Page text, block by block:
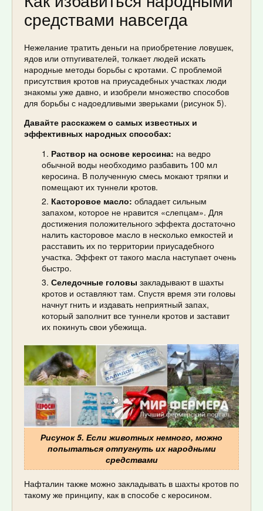
средствами навсегда
Нежелание тратить деньги на приобретение ловушек,
ядов или отпугивателей, толкает людей искать
народные методы борьбы с кротами. С проблемой
присутствия кротов на приусадебных участках люди
знакомы уже давно, и изобрели множество способов
для борьбы с надоедливыми зверьками (рисунок 5).
Давайте расскажем о самых известных и
эффективных народных способах:
Раствор на основе керосина: на ведро
обычной воды необходимо разбавить 100 мл
керосина. В полученную смесь мокают тряпки и
помещают их туннели кротов.
Касторовое масло: обладает сильным
запахом, которое не нравится «слепцам». Для
достижения положительного эффекта достаточно
налить касторовое масло в несколько емкостей и
расставить их по территории приусадебного
участка. Эффект от такого масла наступает очень
быстро.
Селедочные головы закладывают в шахты
кротов и оставляют там. Спустя время эти головы
начнут гнить и издавать неприятный запах,
который заполнит все туннели кротов и заставит
их покинуть свои убежища.
Рисунок 5. Если животных немного, можно
попытаться отпугнуть их народными
средствами
Нафталин также можно закладывать в шахты кротов по
такому же принципу, как в способе с керосином.